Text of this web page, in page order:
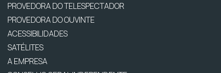
PROVEDORA DO TELESPECTADOR
PROVEDORA DO OUVINTE
ACESSIBILIDADES
SATÉLITES
A EMPRESA